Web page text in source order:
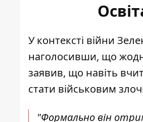
У контексті війни
наголосивши, що
заявив, що навіть
стати військовим
"Формально він